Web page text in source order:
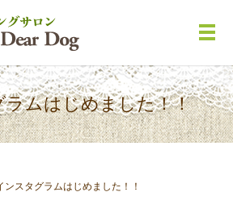
メ
ムはじめました！！
ンスタグラムはじめました！！